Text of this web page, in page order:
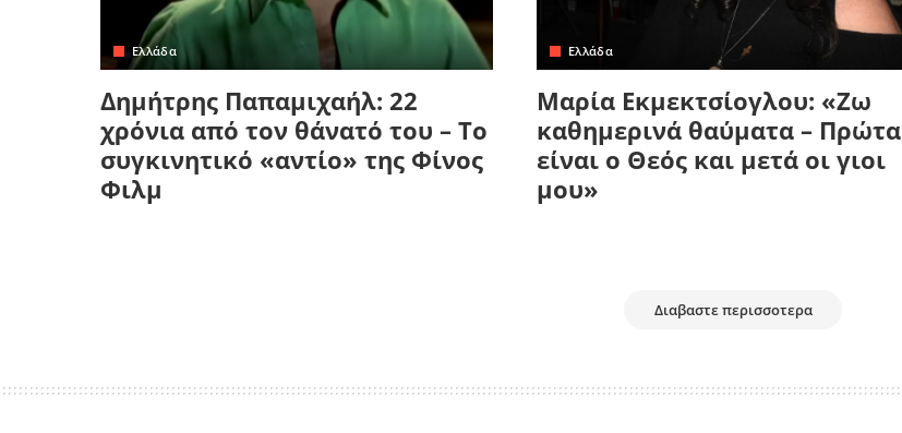
Ελλάδα
Δημήτρης Παπαμιχαήλ: 22
χρόνια από τον θάνατό του – Το
συγκινητικό «αντίο» της Φίνος
Φιλμ
Ελλάδα
Μαρία Εκμεκτσίογλου: «Ζω
καθημερινά θαύματα – Πρώτα
είναι ο Θεός και μετά οι γιοι
μου»
Διαβαστε περισσοτερα